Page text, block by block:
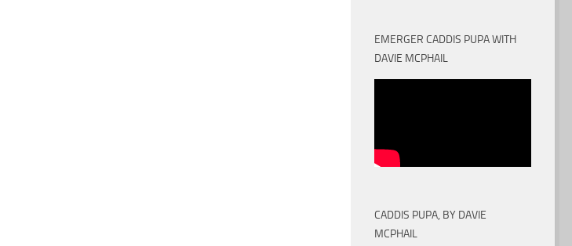
EMERGER CADDIS PUPA WITH
DAVIE MCPHAIL
CADDIS PUPA, BY DAVIE
MCPHAIL